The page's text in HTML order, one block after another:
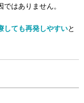
はありません。
しても再発しやすいと